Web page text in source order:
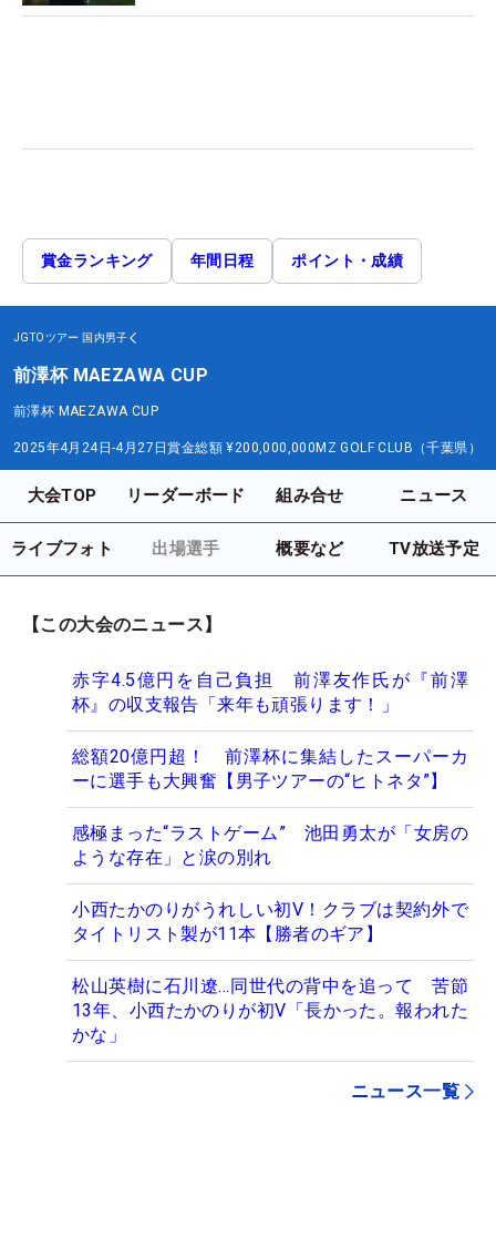
賞金ランキング 年間日程 ポイント・成績
JGTOツアー 国内男子
前澤杯 MAEZAWA CUP
前澤杯 MAEZAWA CUP
2025年4月24日-4月27日賞金総額 ¥200,000,000MZ GOLF CLUB（千葉県）
大会TOP リーダーボード 組み合せ ニュース
ライブフォト 出場選手 概要など TV放送予定
【この大会のニュース】
赤字4.5億円を自己負担 前澤友作氏が『前澤
杯』の収支報告「来年も頑張ります！」
総額20億円超！ 前澤杯に集結したスーパーカ
ーに選手も大興奮【男子ツアーの“ヒトネタ”】
感極まった“ラストゲーム” 池田勇太が「女房の
ような存在」と涙の別れ
小西たかのりがうれしい初V！クラブは契約外で
タイトリスト製が11本【勝者のギア】
松山英樹に石川遼…同世代の背中を追って 苦節
13年、小西たかのりが初V「長かった。報われた
かな」
ニュース一覧